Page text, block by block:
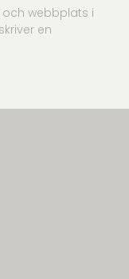
webbplats i
en